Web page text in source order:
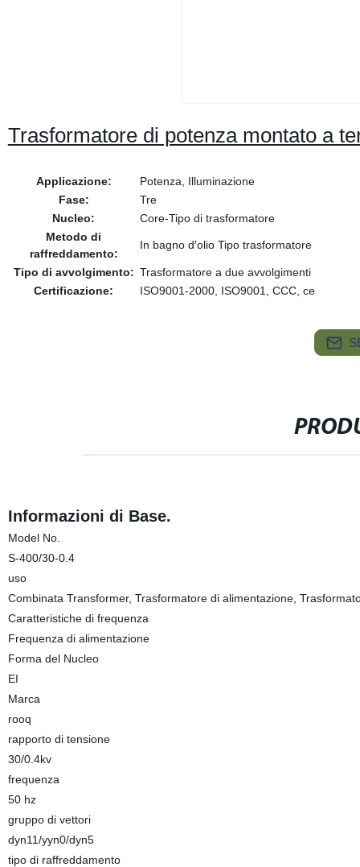
Trasformatore di potenza montato a
Applicazione:
Potenza, Illuminazione
Fase:
Tre
Nucleo:
Core-Tipo di trasformatore
Metodo di
raffreddamento:
In bagno d′olio Tipo trasformatore
Tipo di avvolgimento: Trasformatore a due avvolgimenti
Certificazione:
ISO9001-2000, ISO9001, CCC, ce
Informazioni di Base.
Model No.
S-400/30-0.4
uso
Combinata Transformer, Trasformatore di alimentazione,
Caratteristiche di frequenza
Frequenza di alimentazione
Forma del Nucleo
EI
Marca
rooq
rapporto di tensione
30/0.4kv
frequenza
50 hz
gruppo di vettori
dyn11/yyn0/dyn5
tipo di raffreddamento